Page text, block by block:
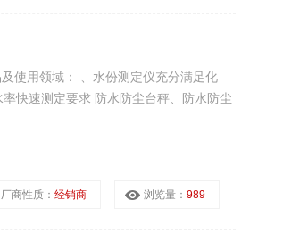
使用领域： 、水份测定仪充分满足化
快速测定要求 防水防尘台秤、防水防尘
厂商性质： 经销商 浏览量： 989